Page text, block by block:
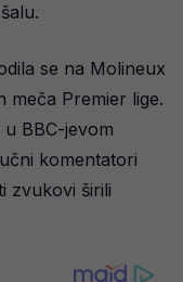
se na Molineux
meča Premier lige.
BBC-jevom
komentatori
zvukovi širili